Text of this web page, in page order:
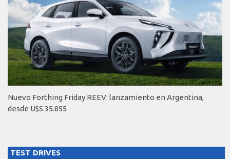
Nuevo Forthing Friday REEV: lanzamiento en Argentina,
desde U$S 35.855
TEST DRIVES